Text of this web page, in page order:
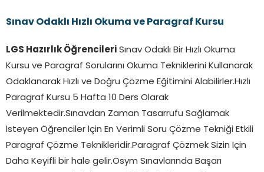
Sınav Odaklı Hızlı Okuma ve Paragraf Kursu
LGS Hazırlık Öğrencileri Sınav Odaklı Bir Hızlı Okuma
Kursu ve Paragraf Sorularını Okuma Tekniklerini Kullanarak
Odaklanarak Hızlı ve Doğru Çözme Eğitimini Alabilirler.Hızlı
Paragraf Kursu 5 Hafta 10 Ders Olarak
Verilmektedir.Sınavdan Zaman Tasarrufu Sağlamak
İsteyen Öğrenciler İçin En Verimli Soru Çözme Tekniği Etkili
Paragraf Çözme Teknikleridir.Paragraf Çözmek Sizin İçin
Daha Keyifli bir hale gelir.Ösym Sınavlarında Başarı